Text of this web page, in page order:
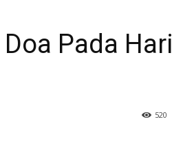
Pada Hari
520